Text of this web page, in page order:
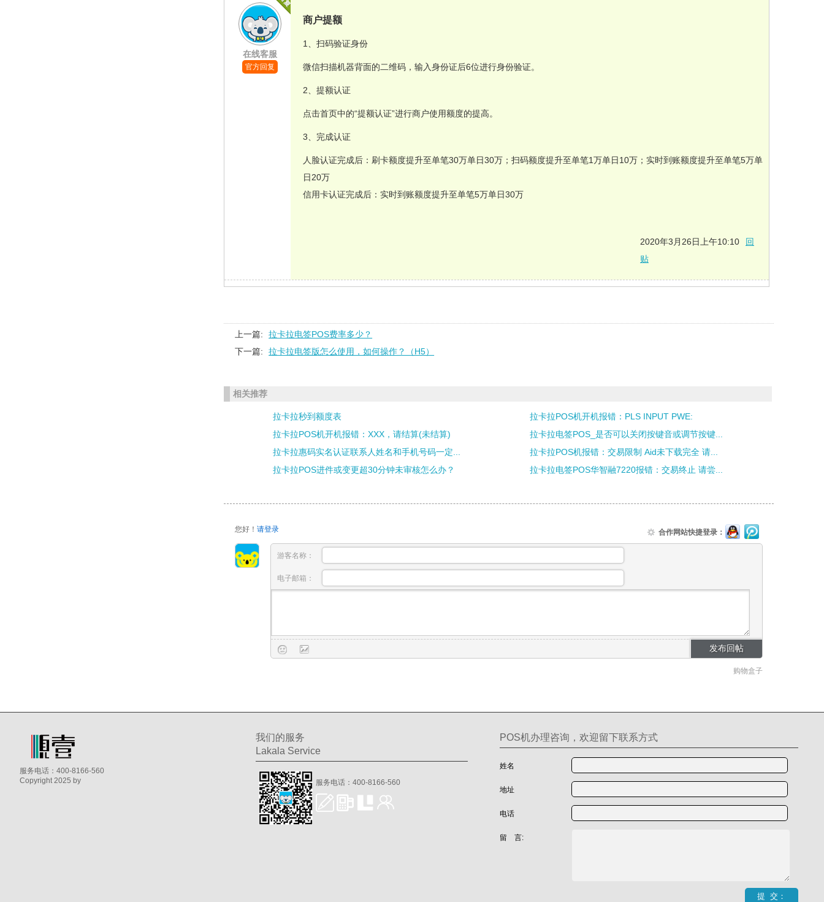
在线客服
官方回复
商户提额
1、扫码验证身份
微信扫描机器背面的二维码，输入身份证后6位进行身份验证。
2、提额认证
点击首页中的“提额认证”进行商户使用额度的提高。
3、完成认证
人脸认证完成后：刷卡额度提升至单笔30万单日30万；扫码额度提升至单笔1万单日10万；实时到账额度提升至单笔5万单
日20万
信用卡认证完成后：实时到账额度提升至单笔5万单日30万
2020年3月26日上午10:10
回
贴
上一篇:
拉卡拉电签POS费率多少？
下一篇:
拉卡拉电签版怎么使用，如何操作？（H5）
相关推荐
拉卡拉秒到额度表
拉卡拉POS机开机报错：PLS INPUT PWE:
拉卡拉POS机开机报错：XXX，请结算(未结算)
拉卡拉电签POS_是否可以关闭按键音或调节按键...
拉卡拉惠码实名认证联系人姓名和手机号码一定...
拉卡拉POS机报错：交易限制 Aid未下载完全 请...
拉卡拉POS进件或变更超30分钟未审核怎么办？
拉卡拉电签POS华智融7220报错：交易终止 请尝...
您好！请登录 合作网站快捷登录：
游客名称：
电子邮箱：
购物盒子
服务电话：400-8166-560
Copyright 2025 by
我们的服务
Lakala Service
服务电话：400-8166-560
POS机办理咨询，欢迎留下联系方式
姓名
地址
电话
留 言: